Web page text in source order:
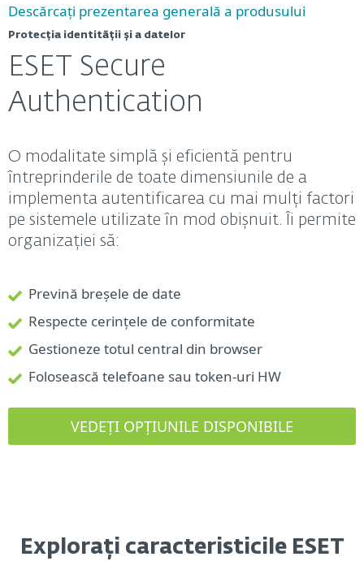
Descărcați prezentarea generală a produsului
Protecția identității și a datelor
ESET Secure
Authentication
O modalitate simplă și eficientă pentru
întreprinderile de toate dimensiunile de a
implementa autentificarea cu mai mulți factori
pe sistemele utilizate în mod obișnuit. Îi permite
organizației să:
Prevină breșele de date
Respecte cerințele de conformitate
Gestioneze totul central din browser
Folosească telefoane sau token-uri HW
VEDEȚI OPȚIUNILE DISPONIBILE
Explorați caracteristicile ESET